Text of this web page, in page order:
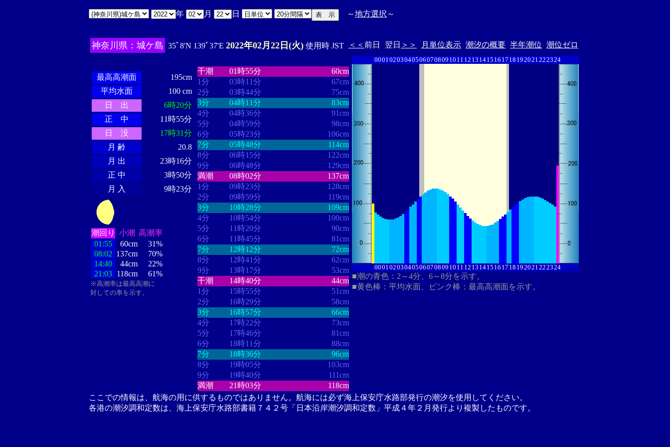
年 月 日 ～地方選択 ～
神奈川県：城ケ島 35ﾟ8'N 139ﾟ37'E 2022年02月22日(火) 使用時 JST ＜＜ 前日 翌日 ＞＞ 月単位表示 潮汐の概要 半年潮位 潮位ゼロ
最高高潮面
195cm
平均水面
100 cm
日 出
6時20分
正 中
11時55分
日 没
17時31分
月 齢
20.8
月 出
23時16分
正 中
3時50分
月 入
9時23分
潮回り 小潮 高潮率
01:55
60cm
31%
08:02 137cm
70%
14:40
44cm
22%
21:03 118cm 61%
※高潮率は最高高潮に
対しての率を示す。
干潮
01時55分
60cm
1分
03時11分
67cm
2分
03時44分
75cm
3分
04時11分
83cm
4分
04時36分
91cm
5分
04時59分
98cm
6分
05時23分
106cm
7分
05時48分
114cm
8分
06時15分
122cm
9分
06時48分
129cm
満潮
08時02分
137cm
1分
09時23分
128cm
2分
09時59分
119cm
3分
10時28分
109cm
4分
10時54分
100cm
5分
11時20分
90cm
6分
11時45分
81cm
7分
12時12分
72cm
8分
12時41分
62cm
9分
13時17分
53cm
干潮
14時40分
44cm
1分
15時55分
51cm
2分
16時29分
58cm
3分
16時57分
66cm
4分
17時22分
73cm
5分
17時46分
81cm
6分
18時11分
88cm
7分
18時36分
96cm
8分
19時05分
103cm
9分
19時40分
111cm
満潮
21時03分 118cm
00010203040506070809 10 11 12 13 1415 16 17 18 192021222324
00010203040506070809 10 11 12 13 1415 16 17 18 192021222324
■潮の青色：2～4分、6～8分を示す。
■黄色棒：平均水面、ピンク棒：最高高潮面を示す。
ここでの情報は、航海の用に供するものではありません。航海には必ず海上保安庁水路部発行の潮汐を使用してください。
各港の潮汐調和定数は、海上保安庁水路部書籍７４２号「日本沿岸潮汐調和定数」平成４年２月発行より複製したものです。